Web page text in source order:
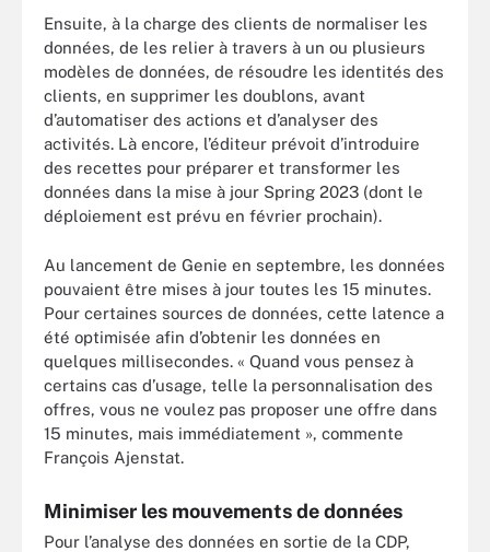
Ensuite, à la charge des clients de normaliser les
données, de les relier à travers à un ou plusieurs
modèles de données, de résoudre les identités des
clients, en supprimer les doublons, avant
d’automatiser des actions et d’analyser des
activités. Là encore, l’éditeur prévoit d’introduire
des recettes pour préparer et transformer les
données dans la mise à jour Spring 2023 (dont le
déploiement est prévu en février prochain).
Au lancement de Genie en septembre, les données
pouvaient être mises à jour toutes les 15 minutes.
Pour certaines sources de données, cette latence a
été optimisée afin d’obtenir les données en
quelques millisecondes. « Quand vous pensez à
certains cas d’usage, telle la personnalisation des
offres, vous ne voulez pas proposer une offre dans
15 minutes, mais immédiatement », commente
François Ajenstat.
Minimiser les mouvements de données
Pour l’analyse des données en sortie de la CDP,